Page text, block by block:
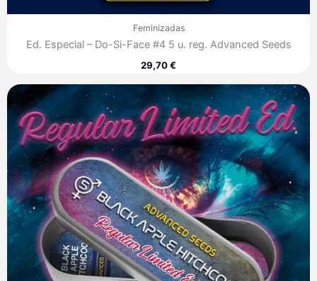
Feminizadas
Ed. Especial – Do-Si-Face #4 5 u. reg. Advanced Seeds
29,70€